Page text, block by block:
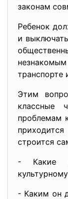
законам
Ребенок
и
транспорте
Этим
проблемам
строится
- Какие
- Каким он